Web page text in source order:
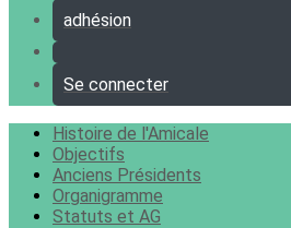
adhésion
Se connecter
Histoire de l'Amicale
Objectifs
Anciens Présidents
Organigramme
Statuts et AG